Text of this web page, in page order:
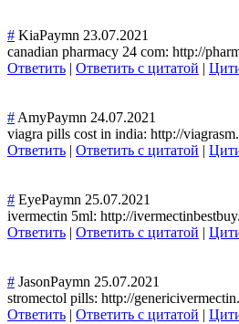
# KiaPaymn 23.07.2021
canadian pharmacy 24 com: http://
Ответить | Ответить с цитатой |
#AmyPaymn 24.07.2021
viagra pills cost in india: http://
Ответить | Ответить с цитатой |
# EyePaymn 25.07.2021
ivermectin 5ml: http://
Ответить | Ответить с цитатой |
# JasonPaymn 25.07.2021
stromectol pills: http://
Ответить | Ответить с цитатой |